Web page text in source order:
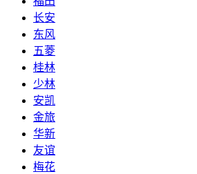
长安
东风
五菱
桂林
少林
安凯
金旅
华新
友谊
梅花